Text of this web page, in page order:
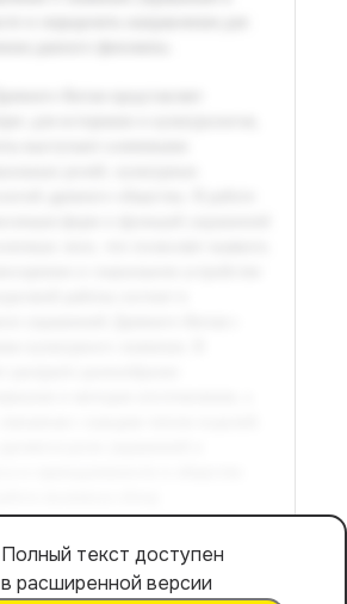
Полный текст доступен
в расширенной версии